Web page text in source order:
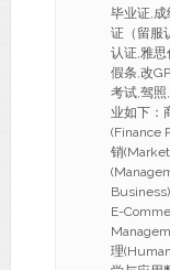
毕业证,成
证（留服
认证,雅
假条,改
考试,驾
业如下：
(Finance
销
E-
理